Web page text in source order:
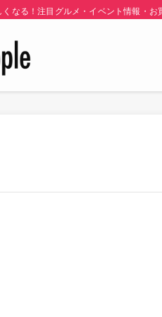
なる！注目グルメ・イベント情報・